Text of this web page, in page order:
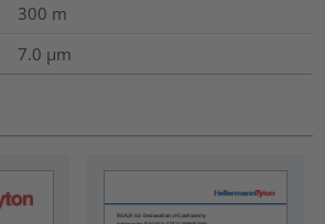
300 m
7.0 µm